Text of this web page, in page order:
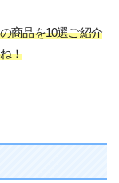
商品を10選ご紹介
！